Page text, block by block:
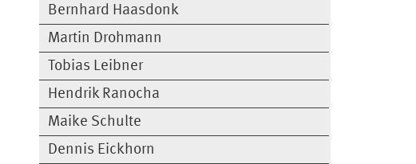
Bernhard Haasdonk
Martin Drohmann
Tobias Leibner
Hendrik Ranocha
Maike Schulte
Dennis Eickhorn